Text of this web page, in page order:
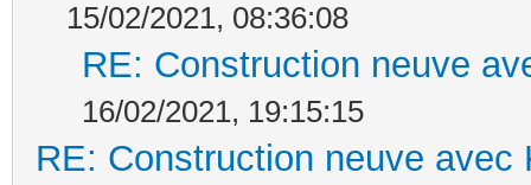
15/02/2021, 08:36:08
RE: Construction neuve
16/02/2021, 19:15:15
RE: Construction neuve avec